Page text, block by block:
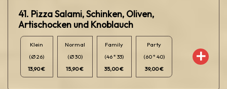
41. Pizza Salami, Schinken, Oliven,
Artischocken und Knoblauch
Klein
(Ø 26)
13,90 €
Normal
(Ø 30)
15,90 €
Family
(46 * 33)
35,00 €
Party
(60 * 40)
39,00 €